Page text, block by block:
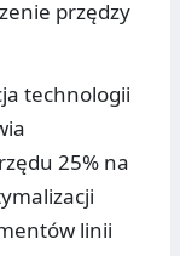
przędzy
technologii
25% na
linii